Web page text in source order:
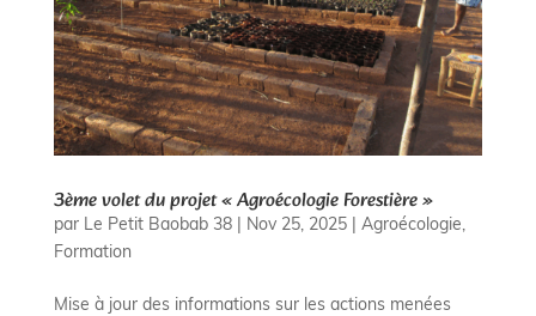
3ème volet du projet « Agroécologie Forestière »
par Le Petit Baobab 38| Nov 25, 2025| Agroécologie,
Formation
Mise à jour des informations sur les actions menées